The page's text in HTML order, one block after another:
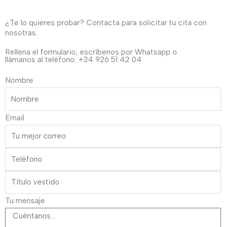
¿Te lo quieres probar? Contacta para solicitar tu cita con
nosotras.
Rellena el formulario, escríbenos por Whatsapp o
llámanos al teléfono: +34 926 51 42 04
Nombre
Email
Tu mensaje